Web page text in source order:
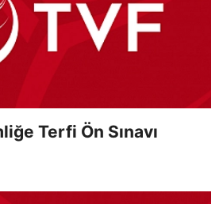
Terfi Ön Sınavı